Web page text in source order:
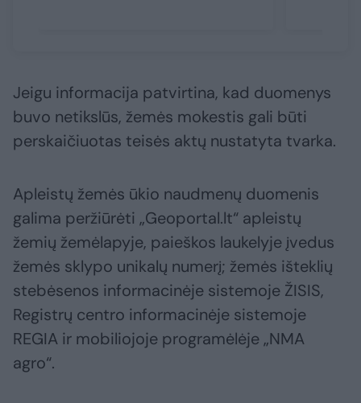
Jeigu informacija patvirtina, kad duomenys
buvo netikslūs, žemės mokestis gali būti
perskaičiuotas teisės aktų nustatyta tvarka.
Apleistų žemės ūkio naudmenų duomenis
galima peržiūrėti „Geoportal.lt“ apleistų
žemių žemėlapyje, paieškos laukelyje įvedus
žemės sklypo unikalų numerį; žemės išteklių
stebėsenos informacinėje sistemoje ŽISIS,
Registrų centro informacinėje sistemoje
REGIA ir mobiliojoje programėlėje „NMA
agro“.